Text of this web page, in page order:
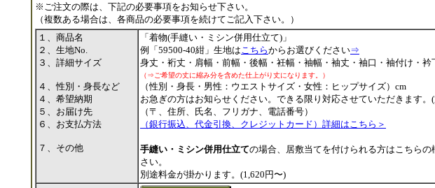
※ご注文の際は、下記の必要事項をお知らせ下さい。
（複数ある場合は、各商品の必要事項を続けてご記入下さい。）
１、商品名
２、生地No.
３、詳細サイズ
４、性別・身長など
４、希望納期
５、お届け先
６、お支払方法
７、その他
「着物(手縫い・ミシン併用仕立て)」
例「59500-40紺」生地は こちらからお選びください⇒
身丈・裄丈・肩幅・前幅・後幅・衽幅・袖幅・袖丈・袖口・袖付け・衿
（⇒ご希望の丈に縮み分を含めた仕上がり丈になります。）
（性別・身長・男性：ウエストサイズ・女性：ヒップサイズ）cm
お急ぎの方はお知らせください。できる限り対応させていただきます。
（〒、住所、氏名、フリガナ、電話番号）
（銀行振込、代金引換、クレジットカード）詳細はこちら＞
手縫い・ミシン併用仕立ての場合、居敷当てを付けられる方はこちらの
さい。
別途料金が掛かります。(1,620円〜)